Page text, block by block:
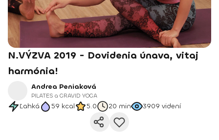
N.VÝZVA 2019 - Dovidenia únava, vitaj
harmónia!
Andrea Peniaková
PILATES a GRAVID YOGA
Ľahká 59 kcal 5.0 20 min 3909 videní